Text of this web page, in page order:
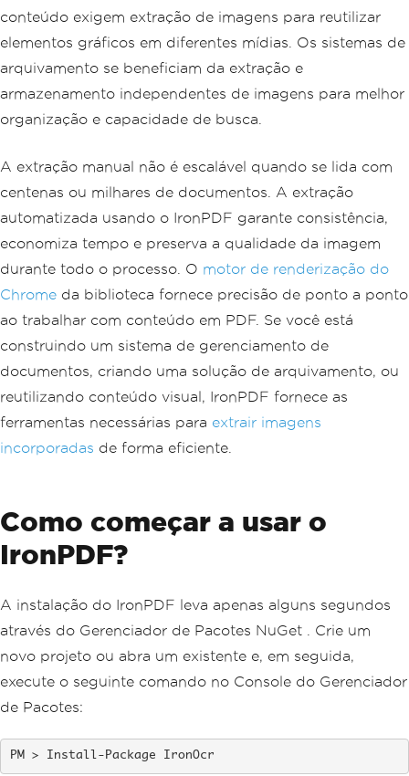
conteúdo exigem extração de imagens para reutilizar
elementos gráficos em diferentes mídias. Os sistemas de
arquivamento se beneficiam da extração e
armazenamento independentes de imagens para melhor
organização e capacidade de busca.
A extração manual não é escalável quando se lida com
centenas ou milhares de documentos. A extração
automatizada usando o IronPDF garante consistência,
economiza tempo e preserva a qualidade da imagem
durante todo o processo. O motor de renderização do
Chrome da biblioteca fornece precisão de ponto a ponto
ao trabalhar com conteúdo em PDF. Se você está
construindo um sistema de gerenciamento de
documentos, criando uma solução de arquivamento, ou
reutilizando conteúdo visual, IronPDF fornece as
ferramentas necessárias para extrair imagens
incorporadas de forma eficiente.
Como começar a usar o
IronPDF?
A instalação do IronPDF leva apenas alguns segundos
através do Gerenciador de Pacotes NuGet . Crie um
novo projeto ou abra um existente e, em seguida,
execute o seguinte comando no Console do Gerenciador
de Pacotes:
Install-Package IronOcr